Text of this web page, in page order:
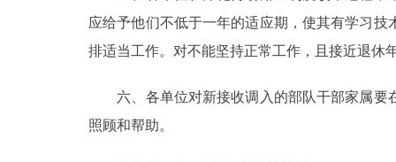
ESPAÑOL
应给予他们不低于一年的适应期，使其有学习
排适当工作。对不能坚持正常工作，且接近退休
六、各单位对新接收调入的部队干部家属要
照顾和帮助。